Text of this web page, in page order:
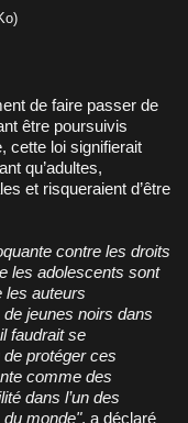
être poursuivis
cette loi signifierait
qu’adultes,
et risqueraient d’être
contre les droits
les adolescents sont
les auteurs
jeunes noirs dans
faudrait se
protéger ces
comme des
dans l’un des
monde", a déclaré